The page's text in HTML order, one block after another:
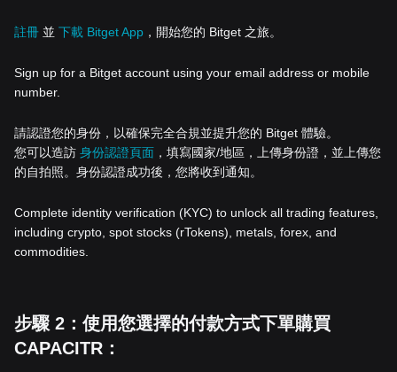
註冊 並 下載 Bitget App ，開始您的 Bitget 之旅。
Sign up for a Bitget account using your email address or mobile
number.
請認證您的身份，以確保完全合規並提升您的 Bitget 體驗。
您可以造訪 身份認證頁面 ，填寫國家/地區，上傳身份證，並上傳您
的自拍照。身份認證成功後，您將收到通知。
Complete identity verification (KYC) to unlock all trading features,
including crypto, spot stocks (rTokens), metals, forex, and
commodities.
步驟 2：使用您選擇的付款方式下單購買
CAPACITR：